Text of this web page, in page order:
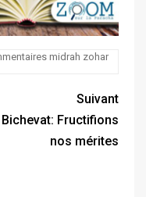
midrah zohar
Suivant
Fructifions
nos mérites